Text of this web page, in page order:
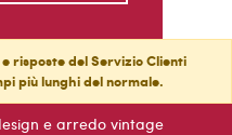
risposte del Servizio Clienti
più lunghi del normale.
e arredo vintage